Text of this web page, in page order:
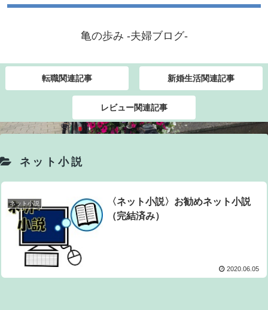
亀の歩み -夫婦ブログ-
転職関連記事 新婚生活関連記事
レビュー関連記事
ネット小説
ネット小説
〈ネット小説〉お勧めネット小説
（完結済み）
2020.06.05